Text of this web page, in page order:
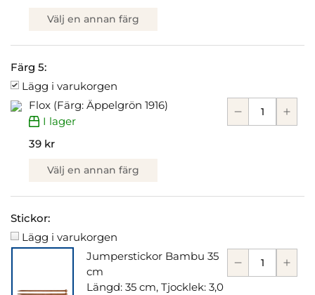
Välj en annan färg
Färg 5:
Lägg i varukorgen
Flox (Färg: Äppelgrön 1916)
I lager
39 kr
Välj en annan färg
Stickor:
Lägg i varukorgen
Jumperstickor Bambu 35
cm
Längd: 35 cm, Tjocklek: 3,0